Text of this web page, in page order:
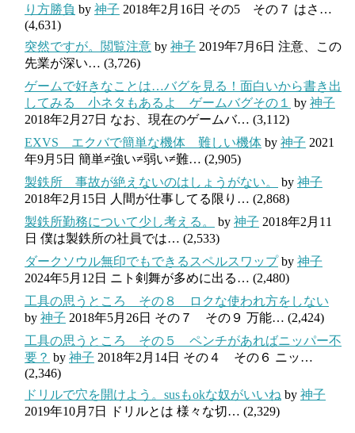
り方勝負 by 神子 2018年2月16日 その5 その７ はさ…
(4,631)
突然ですが。閲覧注意 by 神子 2019年7月6日 注意、この
先業が深い… (3,726)
ゲームで好きなことは…バグを見る！面白いから書き出
してみる 小ネタもあるよ ゲームバグその１
by 神子
2018年2月27日 なお、現在のゲームバ… (3,112)
EXVS エクバで簡単な機体 難しい機体 by 神子 2021
年9月5日 簡単≠強い≠弱い≠難… (2,905)
製鉄所 事故が絶えないのはしょうがない。
by 神子
2018年2月15日
人間が仕事してる限り… (2,868)
製鉄所勤務について少し考える。
by 神子 2018年2月11
日 僕は製鉄所の社員では… (2,533)
ダークソウル無印でもできるスペルスワップby 神子
2024年5月12日 ニト剣舞が多めに出る… (2,480)
工具の思うところ その８ ロクな使われ方をしない
by 神子 2018年5月26日 その７ その９ 万能… (2,424)
工具の思うところ その５ ペンチがあればニッパー不
要？ by 神子 2018年2月14日 その４ その６ ニッ…
(2,346)
ドリルで穴を開けよう。susもokな奴がいいね by 神子
2019年10月7日
ドリルとは 様々な切… (2,329)